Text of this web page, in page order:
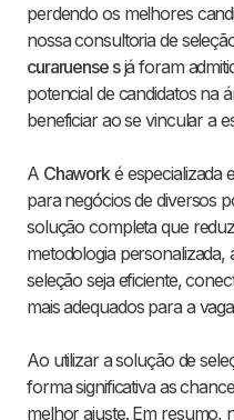
perdendo os melhores
nossa consultoria de
curaruense sjá foram
potencial de candidatos na
beneficiar ao se vincular a
A Chaworké especializada
para negócios de diversos
solução completa que
metodologia
seleção seja eficiente,
mais adequados para a
Ao utilizar a solução de
forma significativa as
melhor ajuste. Em resumo,